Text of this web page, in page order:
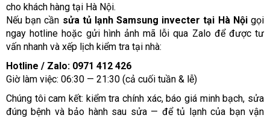
cho khách hàng tại Hà Nội.
Nếu bạn cần sửa tủ lạnh Samsung invecter tại Hà Nộigọi
ngay hotline hoặc gửi hình ảnh mã lỗi qua Zalo để được tư
vấn nhanh và xếp lịch kiểm tra tại nhà:
Hotline / Zalo: 0971 412 426
Giờ làm việc: 06:30 — 21:30 (cả cuối tuần & lễ)
Chúng tôi cam kết: kiểm tra chính xác, báo giá minh bạch, sửa
đúng bệnh và bảo hành sau sửa — để tủ lạnh của bạn vận